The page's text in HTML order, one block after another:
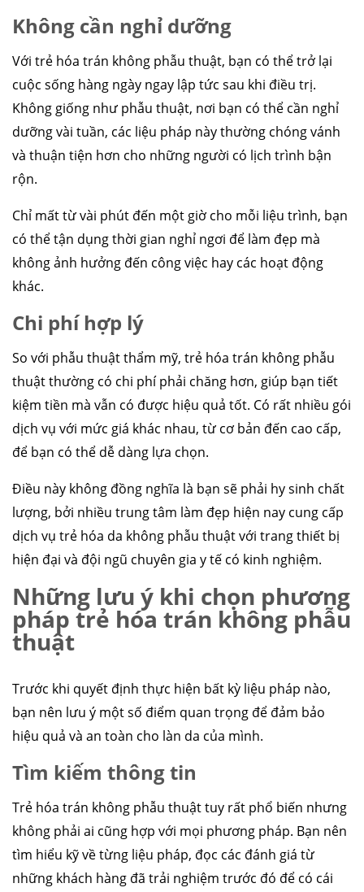
Không cần nghỉ dưỡng
Với trẻ hóa trán không phẫu thuật, bạn có thể trở lại
cuộc sống hàng ngày ngay lập tức sau khi điều trị.
Không giống như phẫu thuật, nơi bạn có thể cần nghỉ
dưỡng vài tuần, các liệu pháp này thường chóng vánh
và thuận tiện hơn cho những người có lịch trình bận
rộn.
Chỉ mất từ vài phút đến một giờ cho mỗi liệu trình, bạn
có thể tận dụng thời gian nghỉ ngơi để làm đẹp mà
không ảnh hưởng đến công việc hay các hoạt động
khác.
Chi phí hợp lý
So với phẫu thuật thẩm mỹ, trẻ hóa trán không phẫu
thuật thường có chi phí phải chăng hơn, giúp bạn tiết
kiệm tiền mà vẫn có được hiệu quả tốt. Có rất nhiều gói
dịch vụ với mức giá khác nhau, từ cơ bản đến cao cấp,
để bạn có thể dễ dàng lựa chọn.
Điều này không đồng nghĩa là bạn sẽ phải hy sinh chất
lượng, bởi nhiều trung tâm làm đẹp hiện nay cung cấp
dịch vụ trẻ hóa da không phẫu thuật với trang thiết bị
hiện đại và đội ngũ chuyên gia y tế có kinh nghiệm.
Những lưu ý khi chọn phương
pháp trẻ hóa trán không phẫu
thuật
Trước khi quyết định thực hiện bất kỳ liệu pháp nào,
bạn nên lưu ý một số điểm quan trọng để đảm bảo
hiệu quả và an toàn cho làn da của mình.
Tìm kiếm thông tin
Trẻ hóa trán không phẫu thuật tuy rất phổ biến nhưng
không phải ai cũng hợp với mọi phương pháp. Bạn nên
tìm hiểu kỹ về từng liệu pháp, đọc các đánh giá từ
những khách hàng đã trải nghiệm trước đó để có cái